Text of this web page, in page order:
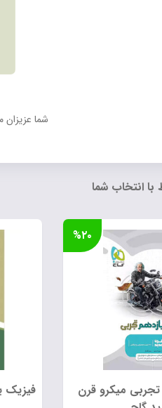
شما عزیزان
انتخاب شما
میکرو قرن
%۲۰
فیزیک